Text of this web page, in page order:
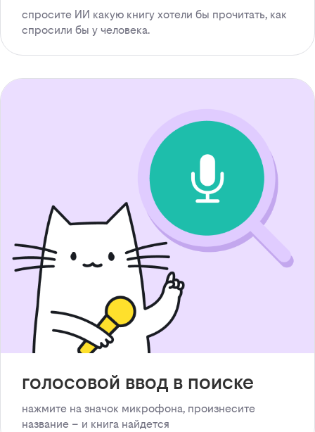
спросите ИИ какую книгу хотели бы прочитать, как
спросили бы у человека.
голосовой ввод в поиске
нажмите на значок микрофона, произнесите
название – и книга найдется